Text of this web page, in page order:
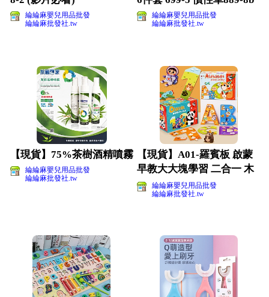
綸綸麻嬰兒用品批發
綸綸麻批發社.tw
綸綸麻嬰兒用品批發
綸綸麻批發社.tw
【現貨】75%茶樹酒精噴霧
綸綸麻嬰兒用品批發
綸綸麻批發社.tw
【現貨】A01-羅賓板 啟蒙
早教大大塊學習 二合一 木
製拼板 字母 數
綸綸麻嬰兒用品批發
綸綸麻批發社.tw